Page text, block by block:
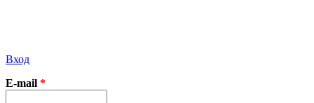
Вход
E-mail *